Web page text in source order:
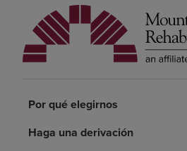
Por qué debe elegirnos
Servicios de rehabilitación
Pacientes y cuidadores
Recursos de salud
Por qué elegirnos
Haga una derivación